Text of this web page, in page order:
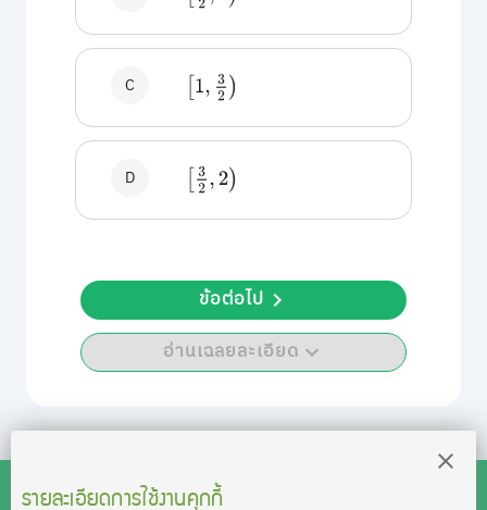
C 1,32)
D 32,2)
อ่านเฉลยละเอียด
ข้อต่อไป
รายละเอียดการใช้งานคุกกี้